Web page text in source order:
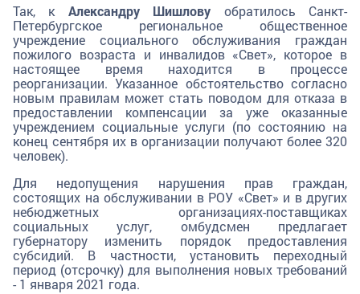
Так, к Александру Шишлову обратилось Санкт-
Петербургское региональное общественное
учреждение социального обслуживания граждан
пожилого возраста и инвалидов «Свет», которое в
настоящее время находится в процессе
реорганизации. Указанное обстоятельство согласно
новым правилам может стать поводом для отказа в
предоставлении компенсации за уже оказанные
учреждением социальные услуги (по состоянию на
конец сентября их в организации получают более 320
человек).
Для недопущения нарушения прав граждан,
состоящих на обслуживании в РОУ «Свет» и в других
небюджетных организациях-поставщиках
социальных услуг, омбудсмен предлагает
губернатору изменить порядок предоставления
субсидий. В частности, установить переходный
период (отсрочку) для выполнения новых требований
- 1 января 2021 года.